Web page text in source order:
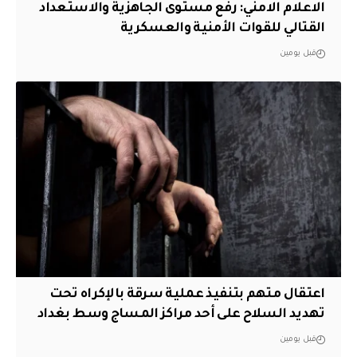
الاعلام الامني: رفع مستوى الجاهزية والاستعداد
القتالي للقوات الأمنية والعسكرية
قبل يومين
اعتقال متهم بتنفيذ عملية سرقة بالإكراه تحت
تهديد السلاح على أحد مراكز المساج وسط بغداد
قبل يومين